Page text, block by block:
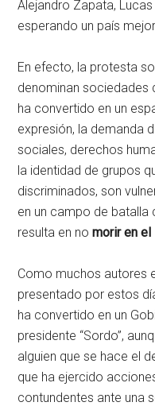
Alejandro Zapata,
esperando un país
En efecto, la protesta
denominan sociedades
ha convertido en un
expresión, la demanda
sociales, derechos
la identidad de grupos
discriminados, son
en un campo de batalla
resulta en nomorir en el
Como muchos autores
presentado por estos
ha convertido en un
presidente “Sordo”,
alguien que se hace el
que ha ejercido
contundentes ante una